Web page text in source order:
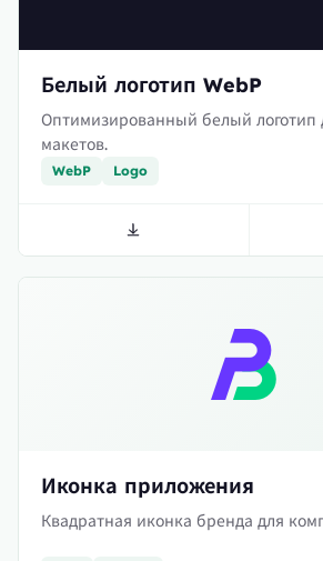
Белый логотип WebP
Оптимизированный белый логотип
макетов.
WebP Logo
Иконка приложения
Квадратная иконка бренда для